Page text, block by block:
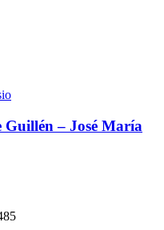
Guillén – José María